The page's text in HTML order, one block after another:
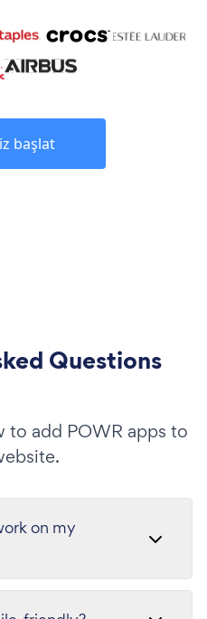
başlat
Questions
to add POWR apps to
on my